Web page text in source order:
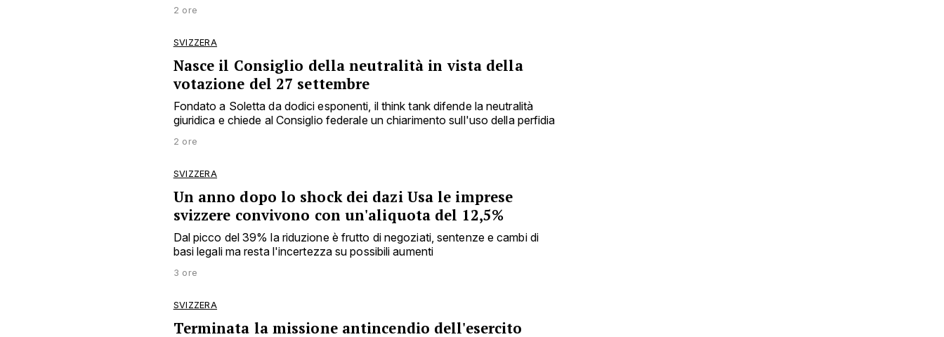
2 ore
SVIZZERA
Nasce il Consiglio della neutralità in vista della
votazione del 27 settembre
Fondato a Soletta da dodici esponenti, il think tank difende la neutralità
giuridica e chiede al Consiglio federale un chiarimento sull'uso della perfidia
2 ore
SVIZZERA
Un anno dopo lo shock dei dazi Usa le imprese
svizzere convivono con un'aliquota del 12,5%
Dal picco del 39% la riduzione è frutto di negoziati, sentenze e cambi di
basi legali ma resta l'incertezza su possibili aumenti
3 ore
SVIZZERA
Terminata la missione antincendio dell'esercito